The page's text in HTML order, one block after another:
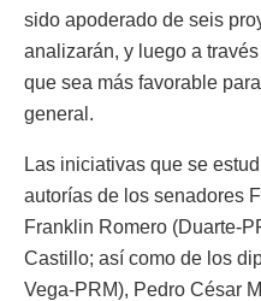
sido apoderado de seis
analizarán, y luego a
que sea más favorable
general.
Las iniciativas que se
autorías de los senadores
Franklin Romero (Duarte-
Castillo; así como de los
Vega-PRM), Pedro César